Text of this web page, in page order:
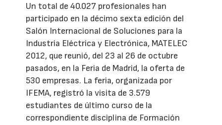
Un total de 40.027 profesionales han
participado en la décimo sexta edición del
Salón Internacional de Soluciones para la
Industria Eléctrica y Electrónica, MATELEC
2012, que reunió, del 23 al 26 de octubre
pasados, en la Feria de Madrid, la oferta de
530 empresas. La feria, organizada por
IFEMA, registró la visita de 3.579
estudiantes de último curso de la
correspondiente disciplina de Formación